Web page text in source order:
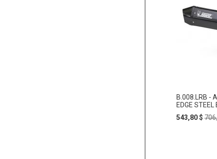
B.008.LRB -
EDGE
Special
543,80 $